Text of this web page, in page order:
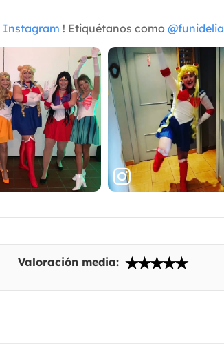
Instagram ! Etiquétanos como @funidelia
Valoración media: